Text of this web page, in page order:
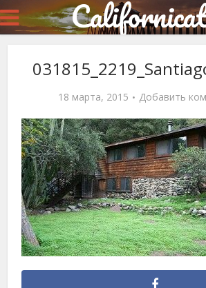
18 марта, 2015 Добавить